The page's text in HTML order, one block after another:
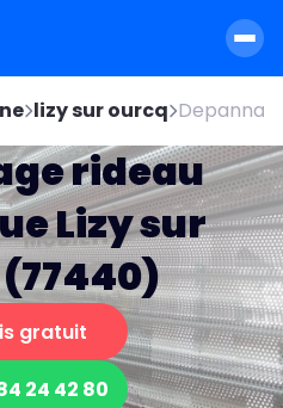
lizy sur ourcq
rideau
Lizy sur
gratuit
24 42 80